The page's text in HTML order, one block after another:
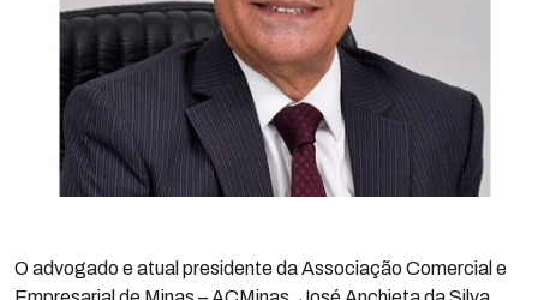
O advogado e atual presidente da Associação Comercial e